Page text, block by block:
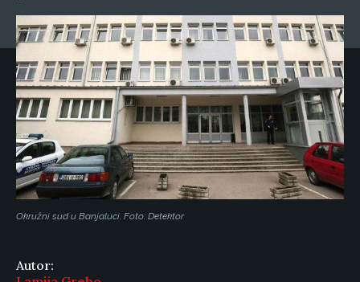
Okružni sud u Banjaluci. Foto: Detektor
Autor: